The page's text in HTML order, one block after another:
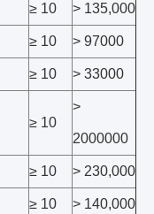
≥ 10 > 135,000
≥ 10 > 97000
≥ 10 > 33000
≥ 10
>
2000000
≥ 10 > 230,000
≥ 10 > 140,000